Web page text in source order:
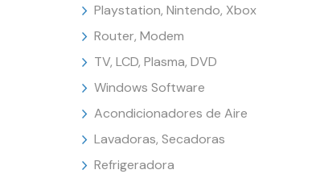
Playstation, Nintendo, Xbox
Router, Modem
TV, LCD, Plasma, DVD
Windows Software
Acondicionadores de Aire
Lavadoras, Secadoras
Refrigeradora